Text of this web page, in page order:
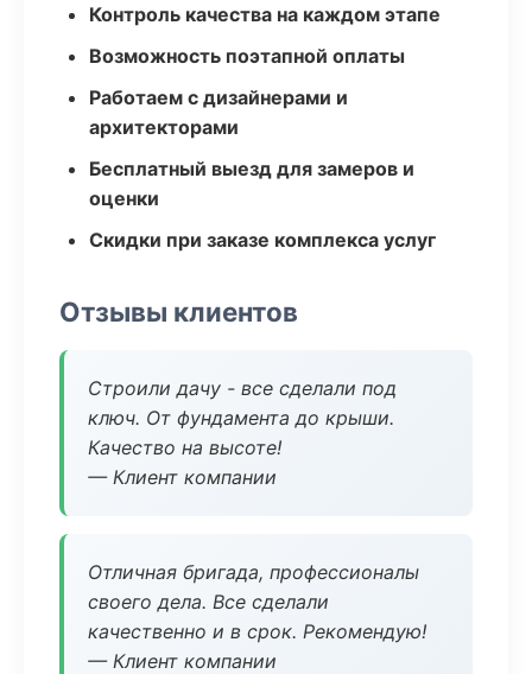
Контроль качества на каждом этапе
Возможность поэтапной оплаты
Работаем с дизайнерами и
архитекторами
Бесплатный выезд для замеров и
оценки
Скидки при заказе комплекса услуг
Отзывы клиентов
Строили дачу - все сделали под
ключ. От фундамента до крыши.
Качество на высоте!
— Клиент компании
Отличная бригада, профессионалы
своего дела. Все сделали
качественно и в срок. Рекомендую!
— Клиент компании